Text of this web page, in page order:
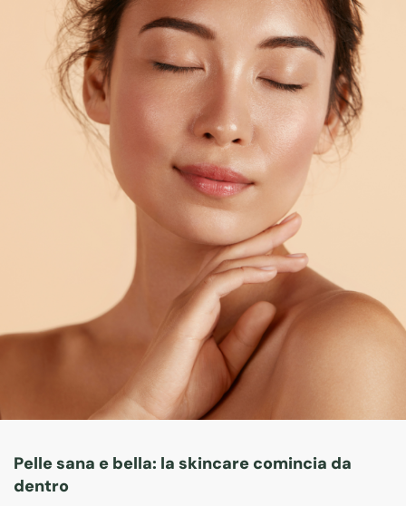
Pelle sana e bella: la skincare comincia da
dentro